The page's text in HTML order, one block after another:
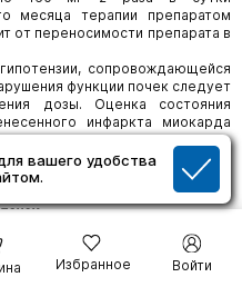
вашего удобства
Избранное Войти
месяца терапии препаратом
от переносимости препарата в
сопровождающейся
функции почек следует
дозы. Оценка состояния
инфаркта миокарда
старше 65 лет
препарата Валсартан не
алискиреном противопоказан
(СКФ менее 60 мл/мин/1,73